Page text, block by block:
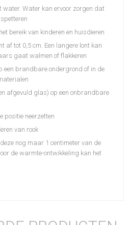
water. Water kan ervoor zorgen dat
bereik van kinderen en huisdieren
af tot 0,5 cm. Een langere lont kan
gaat walmen of flakkeren
een brandbare ondergrond of in de
afgevuld glas) op een onbrandbare
positie neerzetten
van rook
nog maar 1 centimeter van de
de warmte-ontwikkeling kan het